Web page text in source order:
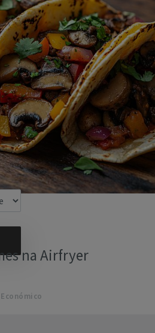
na Airfryer
Económico